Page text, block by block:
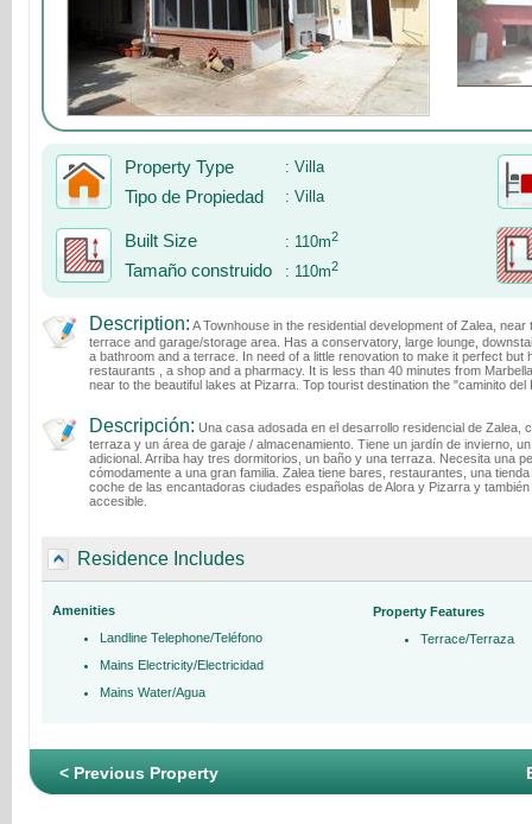
Property Type : Villa
Tipo de Propiedad : Villa
Built Size : 110m2
Tamaño construido : 110m2
Description: A Townhouse in the residential development of Zalea,
terrace and garage/storage area. Has a conservatory, large lounge,
a bathroom and a terrace. In need of a little renovation to make it perfect
restaurants , a shop and a pharmacy. It is less than 40 minutes from
near to the beautiful lakes at Pizarra. Top tourist destination the "caminito
Descripción: Una casa adosada en el desarrollo residencial de
terraza y un área de garaje / almacenamiento. Tiene un jardín de invierno,
adicional. Arriba hay tres dormitorios, un baño y una terraza. Necesita una
cómodamente a una gran familia. Zalea tiene bares, restaurantes, una
coche de las encantadoras ciudades españolas de Alora y Pizarra y
accesible.
Residence Includes
Amenities
Landline Telephone/Teléfono
Mains Electricity/Electricidad
Mains Water/Agua
Property Features
Terrace/Terraza
< Previous Property